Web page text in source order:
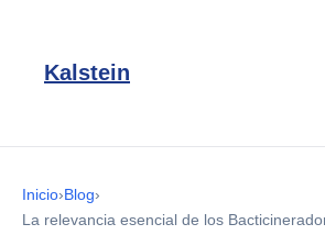
Kalstein
Inicio›Blog›
La relevancia esencial de los